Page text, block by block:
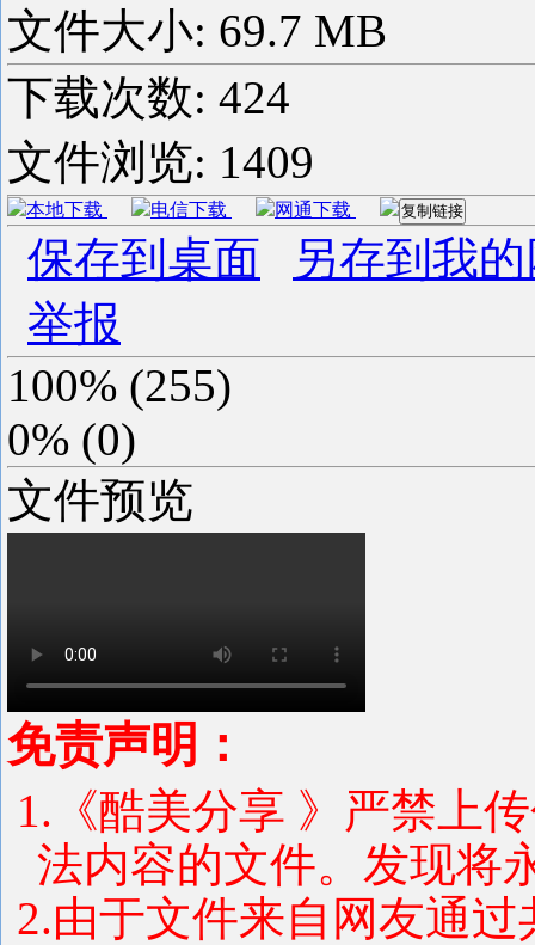
文件大小: 69.7 MB
下载次数: 424
文件浏览: 1409
本地下载 电信下载 网通下载 复制链接
保存到桌面
另存到我
举报
100% (255)
0% (0)
文件预览
免责声明：
1.《酷美分享 》严禁上
法内容的文件。发现将
2.由于文件来自网友通